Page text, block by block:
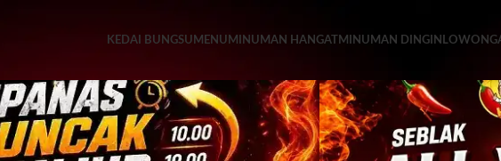
KEDAI BUNGSU MENU MINUMAN HANGAT MINUMAN DINGIN